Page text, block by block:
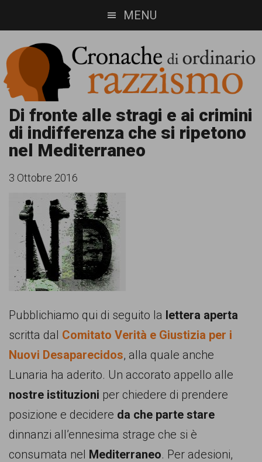
to
main
content
to
footer
MENU
Cronache
di
ordinario
razzismo
Cronachediordinariorazzismo.org
un
sito
informazione,
approfondimento
comunicazione
specificamente
dedicato
fenomeno
del
razzismo
curato
da
Lunaria
Di fronte alle stragi e ai crimini
di indifferenza che si ripetono
nel Mediterraneo
3 Ottobre 2016
Pubblichiamo qui di seguito la lettera aperta
scritta dal Comitato Verità e Giustizia per i
Nuovi Desaparecidos, alla quale anche
Lunaria ha aderito. Un accorato appello alle
nostre istituzioni per chiedere di prendere
posizione e decidere da che parte stare
dinnanzi all’ennesima strage che si è
consumata nel Mediterraneo. Per adesioni,